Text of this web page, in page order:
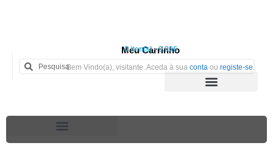
Meu Carrinho
0 iten(s) - 0.00€
Bem Vindo(a), visitante. Aceda à sua conta ou registe-se.